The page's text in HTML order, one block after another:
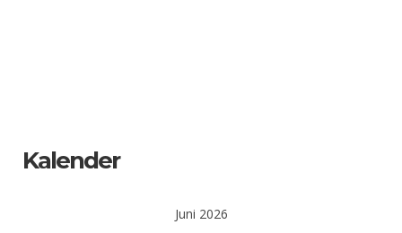
Kalender
Juni 2026